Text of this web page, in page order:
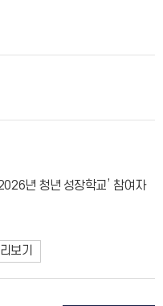
년 청년 성장학교’ 참여자
보기